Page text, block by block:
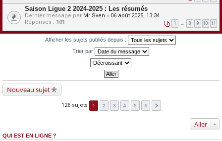
Saison Ligue 2 2024-2025 : Les résumés
Dernier message par Mr Sven « 06 août 2025, 13:34
Réponses : 101 1 … 8 9 10 11
Afficher les sujets publiés depuis :
Trier par
Nouveau sujet
126 sujets 1 2 3 4 5 6
Aller
QUI EST EN LIGNE ?